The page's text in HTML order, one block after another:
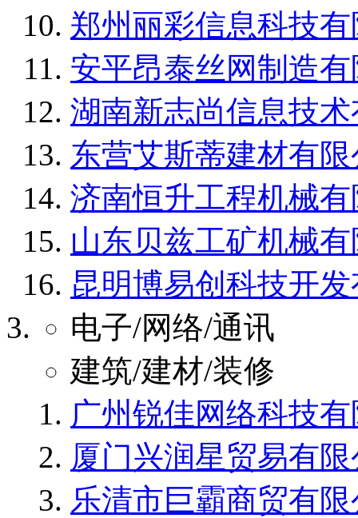
郑州丽彩信息科技
安平昂泰丝网制造
湖南新志尚信息技
东营艾斯蒂建材有
济南恒升工程机械
山东贝兹工矿机械
昆明博易创科技开
电子/网络/通讯
建筑/建材/装修
广州锐佳网络科技
厦门兴润星贸易有
乐清市巨霸商贸有